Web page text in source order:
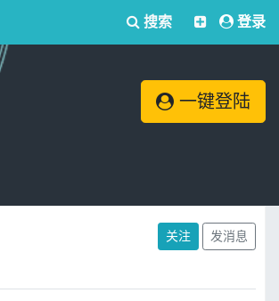
搜索 登录
一键登陆
关注 发消息